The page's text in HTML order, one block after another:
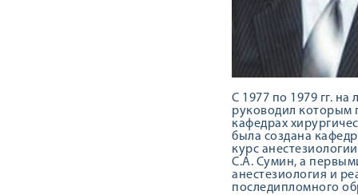
С 1977 по 1979 гг.
руководил которым
кафедрах
была создана
курс
С.А. Сумин, а
анестезиология и
последипломного